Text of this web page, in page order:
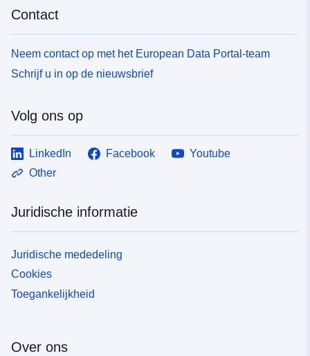
Contact
Neem contact op met het European Data Portal-team
Schrijf u in op de nieuwsbrief
Volg ons op
LinkedIn Facebook
Youtube
Other
Juridische informatie
Juridische mededeling
Cookies
Toegankelijkheid
Over ons